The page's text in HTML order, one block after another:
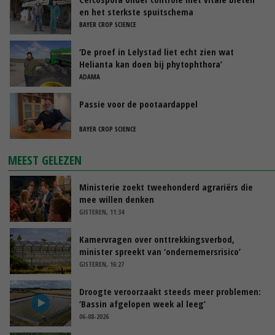
en het sterkste spuitschema
BAYER CROP SCIENCE
‘De proef in Lelystad liet echt zien wat
Helianta kan doen bij phytophthora’
ADAMA
Passie voor de pootaardappel
BAYER CROP SCIENCE
MEEST GELEZEN
Ministerie zoekt tweehonderd agrariërs die
mee willen denken
GISTEREN, 11:34
Kamervragen over onttrekkingsverbod,
minister spreekt van ‘ondernemersrisico’
GISTEREN, 16:27
Droogte veroorzaakt steeds meer problemen:
‘Bassin afgelopen week al leeg’
06-08-2026